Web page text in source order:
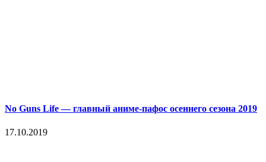
No Guns Life — главный аниме-пафос осеннего сезона 2019
17.10.2019